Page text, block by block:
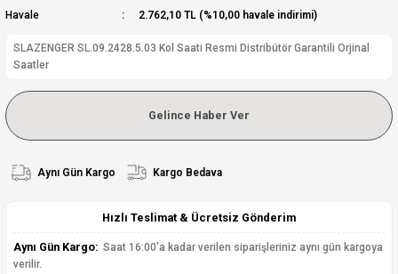
Havale
2.762,10 TL (%10,00 havale indirimi)
SLAZENGER SL.09.2428.5.03 Kol Saati Resmi Distribütör Garantili Orjinal
Saatler
Gelince Haber Ver
Aynı Gün Kargo Kargo Bedava
Hızlı Teslimat & Ücretsiz Gönderim
Aynı Gün Kargo: Saat 16:00'a kadar verilen siparişleriniz aynı gün kargoya
verilir.